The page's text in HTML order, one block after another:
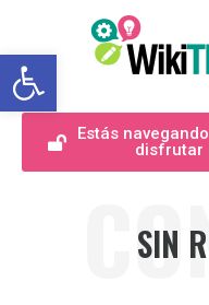
Abrir barra
Estás
disfrutar
SIN